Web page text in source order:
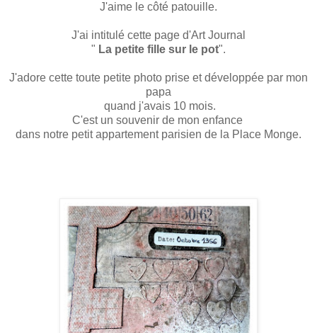
J'aime le côté patouille.
J'ai intitulé cette page d'Art Journal
" La petite fille sur le pot".
J'adore cette toute petite photo prise et développée par mon
papa
quand j'avais 10 mois.
C'est un souvenir de mon enfance
dans notre petit appartement parisien de la Place Monge.